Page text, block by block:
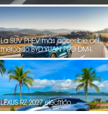
La SUV PHEV más accesible del
mercado BYD YUAN PRO DM-i
LEXUS RZ 2027 eléctrico